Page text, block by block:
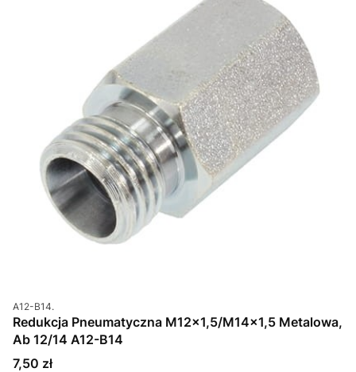
Kod produktu
A12-B14.
Redukcja Pneumatyczna M12x1,5/M14x1,5 Metalowa,
Ab 12/14 A12-B14
Cena
7,50 zł